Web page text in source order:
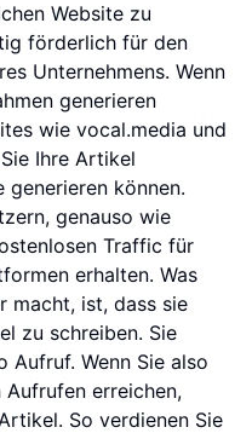
Website zu
förderlich für den
Unternehmens. Wenn
generieren
wie vocal.media und
Ihre Artikel
können.
genauso wie
Traffic für
erhalten. Was
macht, ist, dass sie
zu schreiben. Sie
Aufruf. Wenn Sie also
erreichen,
So verdienen Sie